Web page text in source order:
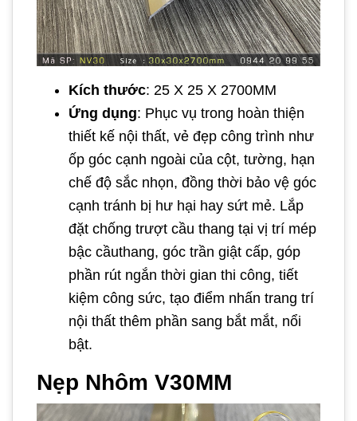
Kích thước: 25 X 25 X 2700MM
Ứng dụng: Phục vụ trong hoàn thiện
thiết kế nội thất, vẻ đẹp công trình như
ốp góc cạnh ngoài của cột, tường, hạn
chế độ sắc nhọn, đồng thời bảo vệ góc
cạnh tránh bị hư hại hay sứt mẻ. Lắp
đặt chống trượt cầu thang tại vị trí mép
bậc cầuthang, góc trần giật cấp, góp
phần rút ngắn thời gian thi công, tiết
kiệm công sức, tạo điểm nhấn trang trí
nội thất thêm phần sang bắt mắt, nổi
bật.
Nẹp Nhôm V30MM